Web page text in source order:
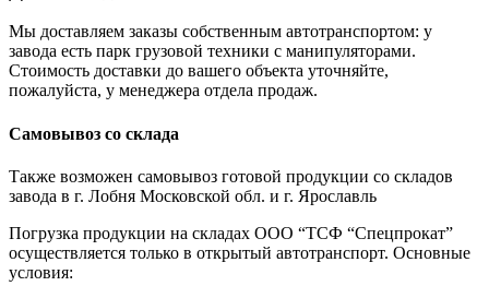
Мы доставляем заказы собственным автотранспортом: у
завода есть парк грузовой техники с манипуляторами.
Стоимость доставки до вашего объекта уточняйте,
пожалуйста, у менеджера отдела продаж.
Самовывоз со склада
Также возможен самовывоз готовой продукции со складов
завода в г. Лобня Московской обл. и г. Ярославль
Погрузка продукции на складах ООО “ТСФ “Спецпрокат”
осуществляется только в открытый автотранспорт. Основные
условия: